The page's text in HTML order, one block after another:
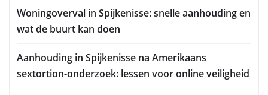
Woningoverval in Spijkenisse: snelle aanhouding en
wat de buurt kan doen
Aanhouding in Spijkenisse na Amerikaans
sextortion-onderzoek: lessen voor online veiligheid